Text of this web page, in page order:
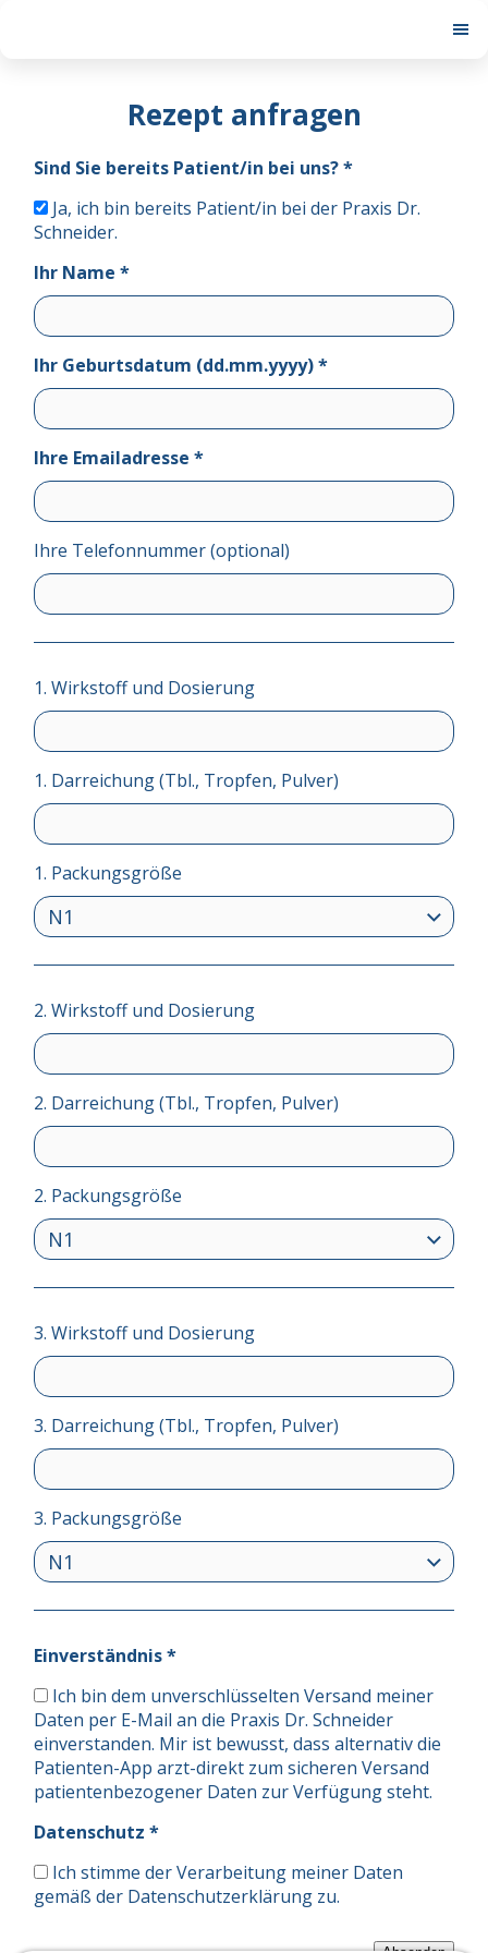
Rezept anfragen
Sind Sie bereits Patient/in bei uns? *
Ja, ich bin bereits Patient/in bei der Praxis Dr.
Schneider.
Ihr Name *
Ihr Geburtsdatum (dd.mm.yyyy) *
Ihre Emailadresse *
Ihre Telefonnummer (optional)
1. Wirkstoff und Dosierung
1. Darreichung (Tbl., Tropfen, Pulver)
1. Packungsgröße
2. Wirkstoff und Dosierung
2. Darreichung (Tbl., Tropfen, Pulver)
2. Packungsgröße
3. Wirkstoff und Dosierung
3. Darreichung (Tbl., Tropfen, Pulver)
3. Packungsgröße
Einverständnis *
Ich bin dem unverschlüsselten Versand meiner
Daten per E-Mail an die Praxis Dr. Schneider
einverstanden. Mir ist bewusst, dass alternativ die
Patienten-App arzt-direkt zum sicheren Versand
patientenbezogener Daten zur Verfügung steht.
Datenschutz *
Ich stimme der Verarbeitung meiner Daten
gemäß der Datenschutzerklärung zu.